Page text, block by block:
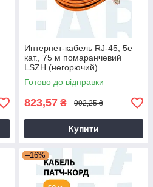
Интернет-кабель RJ-45, 5е
кат., 75 м помаранчевий
LSZH (негорючий)
Готово до відправки
823,57 ₴ 992,25 ₴
Купити
–16%